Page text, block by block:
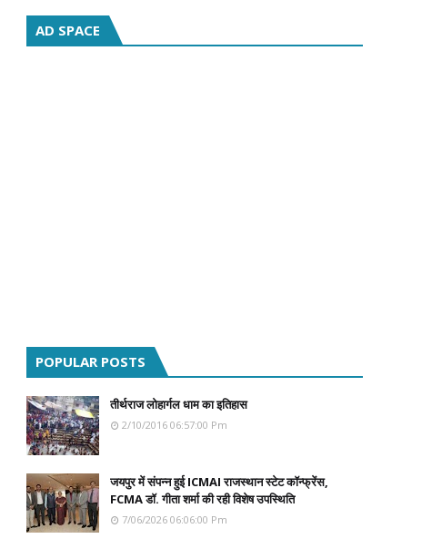
AD SPACE
POPULAR POSTS
तीर्थराज लोहार्गल धाम का इतिहास
2/10/2016 06:57:00 Pm
जयपुर में संपन्न हुई ICMAI राजस्थान स्टेट कॉन्फ्रेंस,
FCMA डॉ. गीता शर्मा की रही विशेष उपस्थिति
7/06/2026 06:06:00 Pm